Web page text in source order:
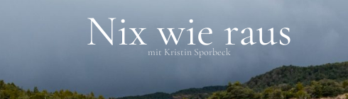
Nix wie raus
mit Kristin Sporbeck